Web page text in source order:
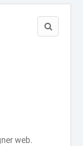
web.